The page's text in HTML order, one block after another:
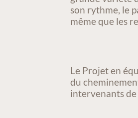
son rythme, le
même que les
Le Projet en
du
intervenants de